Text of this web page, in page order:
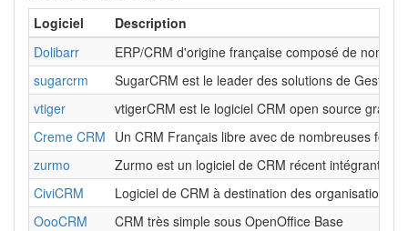
Logiciel
Description
Dolibarr
ERP/CRM d'origine française composé de
sugarcrm
SugarCRM est le leader des solutions de
vtiger
vtigerCRM est le logiciel CRM open source
Creme CRM Un CRM Français libre avec de nombreuses
zurmo
Zurmo est un logiciel de CRM récent intégrant
CiviCRM
Logiciel de CRM à destination des organisations
OooCRM
CRM très simple sous OpenOffice Base